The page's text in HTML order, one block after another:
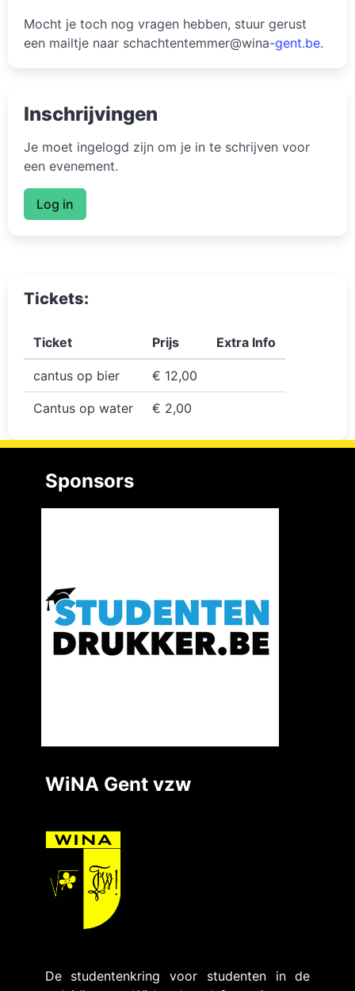
Mocht je toch nog vragen hebben, stuur gerust
een mailtje naar schachtentemmer@wina-gent.be.
Inschrijvingen
Je moet ingelogd zijn om je in te schrijven voor
een evenement.
Log in
Tickets:
Ticket Prijs Extra Info
cantus op bier € 12,00
Cantus op water € 2,00
Sponsors
WiNA Gent vzw
De studentenkring voor studenten in de